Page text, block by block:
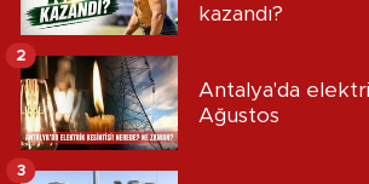
kazandı?
Antalya'da
Ağustos
2
3